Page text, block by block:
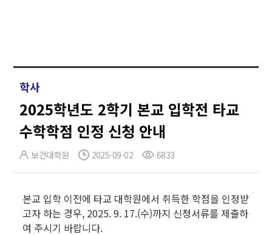
학사
2025학년도 2학기 본교 입학전 타교
수학학점 인정 신청 안내
보건대학원 2025-09-02 6833
본교 입학 이전에 타교 대학원에서 취득한 학점을 인정받
고자 하는 경우, 2025. 9. 17.(수)까지 신청서류를 제출하
여 주시기 바랍니다.